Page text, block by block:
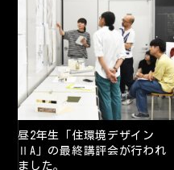
昼2年生「住環境デザイン
ⅡA」の最終講評会が行われ
ました。